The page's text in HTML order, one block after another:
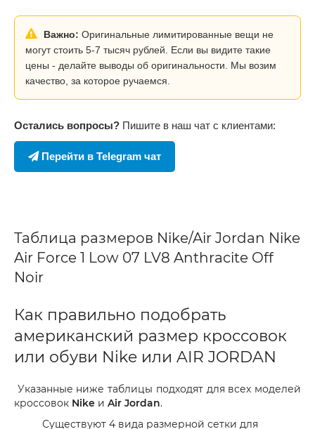
Важно: Оригинальные лимитированные вещи не
могут стоить 5-7 тысяч рублей. Если вы видите такие
цены - делайте выводы об оригинальности. Мы возим
качество, за которое ручаемся.
Остались вопросы? Пишите в наш чат с клиентами:
Перейти в Telegram чат
Таблица размеров Nike/Air Jordan Nike
Air Force 1 Low 07 LV8 Anthracite Off
Noir
Как правильно подобрать
американский размер кроссовок
или обуви Nike или AIR JORDAN
Указанные ниже таблицы подходят для всех моделей
кроссовок Nike и Air Jordan.
Существуют 4 вида размерной сетки для